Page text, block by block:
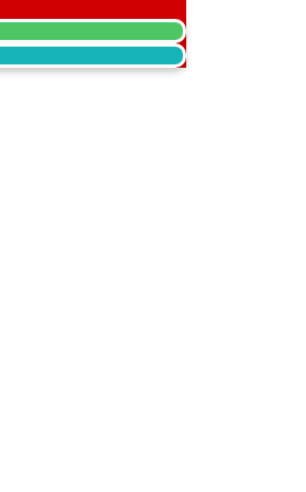
100.4g
參考回收價
HKD 104,520.42